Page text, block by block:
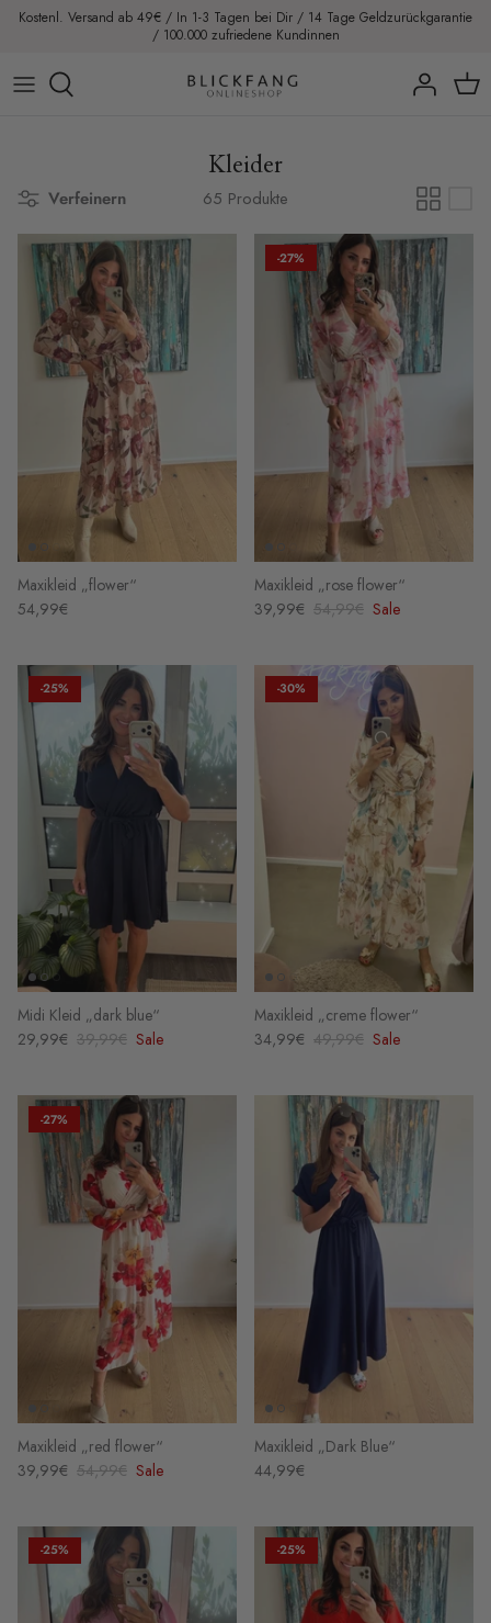
DirektKostenl. Versand ab 49€ / In 1-3 Tagen bei Dir / 14 Tage Geldzurückgarantie
/ 100.000 zufriedene Kundinnen
Blazer
Jacken
Pullover
Tops
T-Shirts
Hemden
Kleider
Verfeinern 65 Produkte
Maxikleid „flower“
54,99€
-27%
Maxikleid „rose flower“
39,99€ 54,99€ Sale
-25%
Midi Kleid „dark blue“
29,99€ 39,99€ Sale
-30%
Maxikleid „creme flower“
34,99€ 49,99€ Sale
-27%
Maxikleid „red flower“
39,99€ 54,99€ Sale
Maxikleid „Dark Blue“
44,99€
-25% -25%